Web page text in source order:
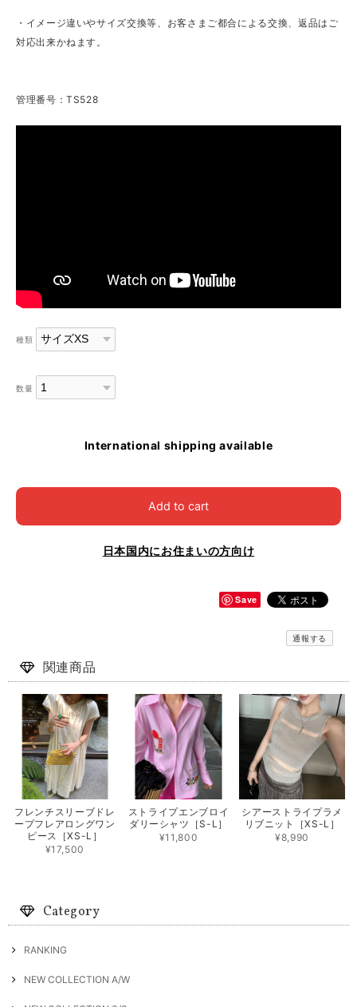
・イメージ違いやサイズ交換等、お客さまご都合による交換、返品はご
対応出来かねます。
管理番号：TS528
種類
数量
International shipping available
Add to cart
日本国内にお住まいの方向け
Save
通報する
関連商品
フレンチスリーブドレ
ープフレアロングワン
ピース［XS-L］
¥17,500
ストライプエンブロイ
ダリーシャツ［S-L］
¥11,800
シアーストライプラメ
リブニット［XS-L］
¥8,990
Category
RANKING
NEW COLLECTION A/W